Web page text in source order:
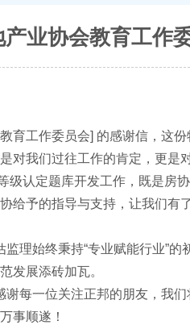
业协会教育工作
育工作委员会] 的感谢信，这
对我们过往工作的肯定，更是
认定题库开发工作，既是房
给予的指导与支持，让我们有
理始终秉持“专业赋能行业”的
发展添砖加瓦。
每一位关注正邦的朋友，我
事顺遂！